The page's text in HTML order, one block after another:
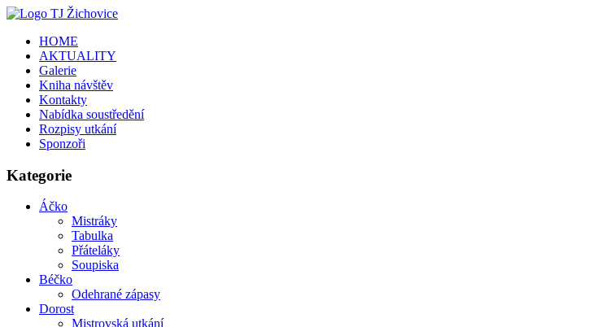
HOME
AKTUALITY
Galerie
Kniha návštěv
Kontakty
Nabídka soustředění
Rozpisy utkání
Sponzoři
Kategorie
Áčko
Mistráky
Tabulka
Přáteláky
Soupiska
Béčko
Odehrané zápasy
Dorost
Mistrovská utkání